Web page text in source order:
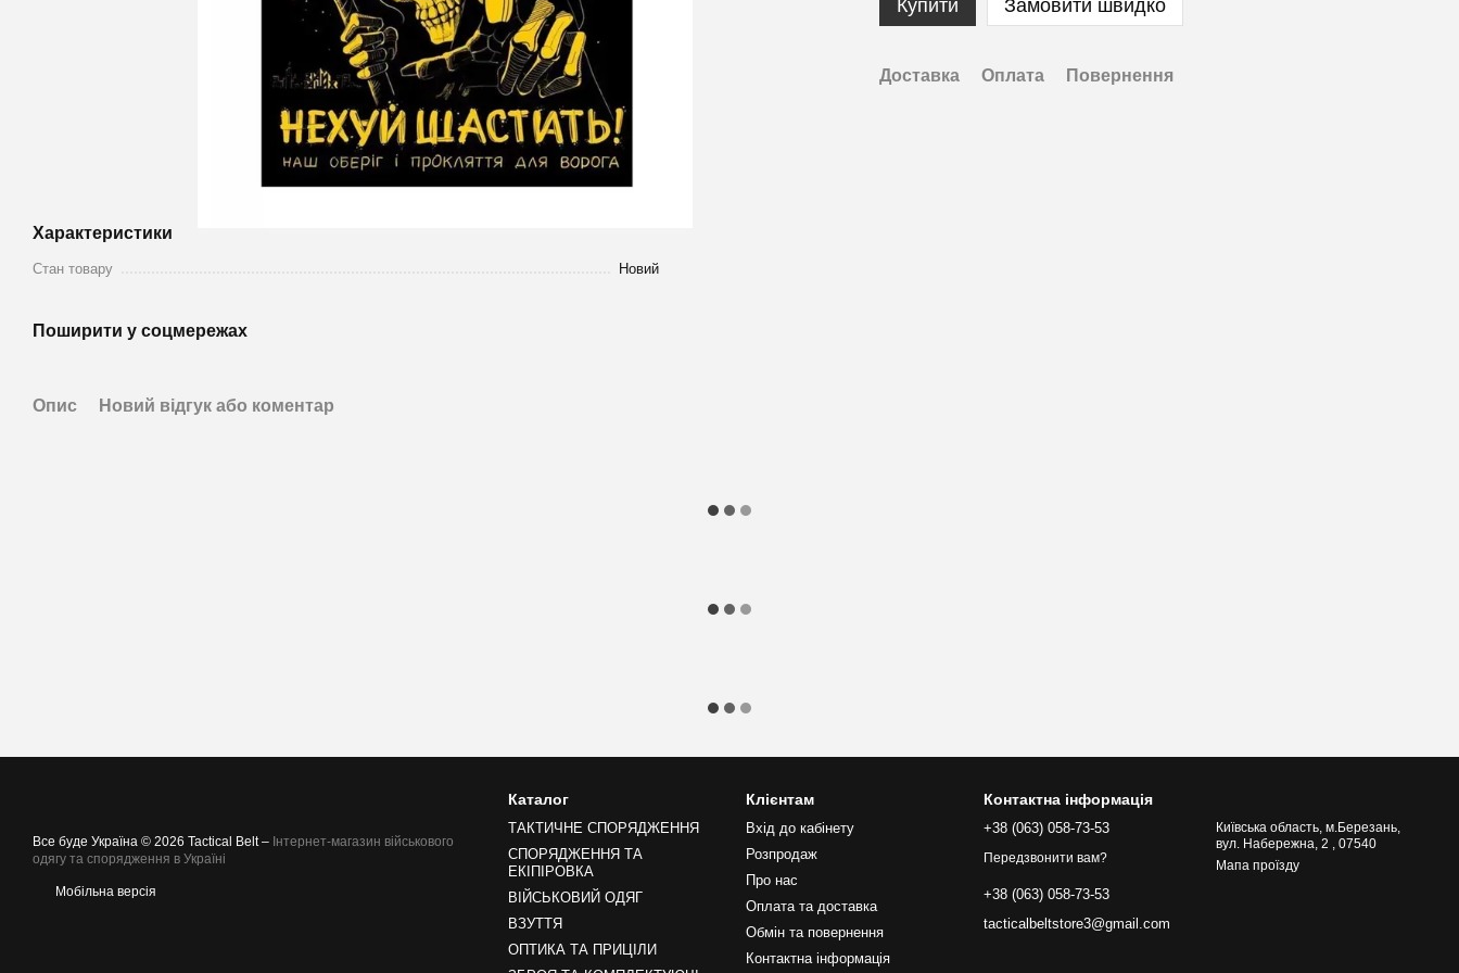
Характеристики
Стан товару Новий
Поширити у соцмережах
Купити Замовити швидко
Доставка Оплата Повернення
Опис Новий відгук або коментар
Все буде Україна © 2026 Tactical Belt – Інтернет-магазин військового
одягу та спорядження в Україні
Мобільна версія
Каталог
ТАКТИЧНЕ СПОРЯДЖЕННЯ
СПОРЯДЖЕННЯ ТА
ЕКІПІРОВКА
ВІЙСЬКОВИЙ ОДЯГ
ВЗУТТЯ
ОПТИКА ТА ПРИЦІЛИ
Клієнтам
Вхід до кабінету
Розпродаж
Про нас
Оплата та доставка
Обмін та повернення
Контактна інформація
Контактна інформація
+38 (063) 058-73-53
Передзвонити вам?
+38 (063) 058-73-53
tacticalbeltstore3@gmail.com
Київська область, м.Березань,
вул. Набережна, 2 , 07540
Мапа проїзду